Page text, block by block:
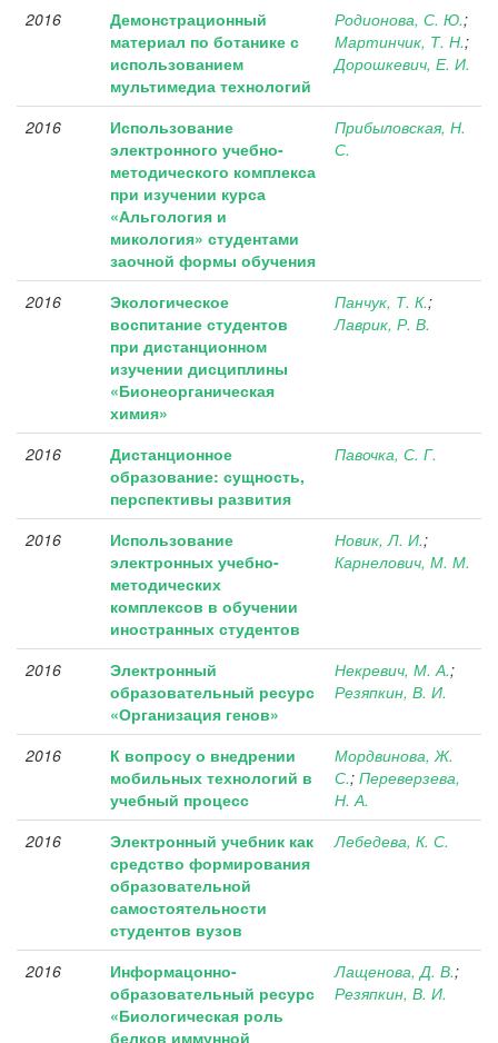
2016
Демонстрационный
материал по ботанике с
использованием
мультимедиа технологий
Родионова, С. Ю.;
Мартинчик, Т. Н.;
Дорошкевич, Е. И.
2016
Использование
электронного учебно-
методического комплекса
при изучении курса
«Альгология и
микология» студентами
заочной формы обучения
Прибыловская, Н.
С.
2016
Экологическое
воспитание студентов
при дистанционном
изучении дисциплины
«Бионеорганическая
химия»
Панчук, Т. К.;
Лаврик, Р. В.
2016
Дистанционное
образование: сущность,
перспективы развития
Павочка, С. Г.
2016
Использование
электронных учебно-
методических
комплексов в обучении
иностранных студентов
Новик, Л. И.;
Карнелович, М. М.
2016
Электронный
образовательный ресурс
«Организация генов»
Некревич, М. А.;
Резяпкин, В. И.
2016
К вопросу о внедрении
мобильных технологий в
учебный процесс
Мордвинова, Ж.
С.; Переверзева,
Н. А.
2016
Электронный учебник как
средство формирования
образовательной
самостоятельности
студентов вузов
Лебедева, К. С.
2016
Информацонно-
образовательный ресурс
«Биологическая роль
белков иммунной
Лащенова, Д. В.;
Резяпкин, В. И.